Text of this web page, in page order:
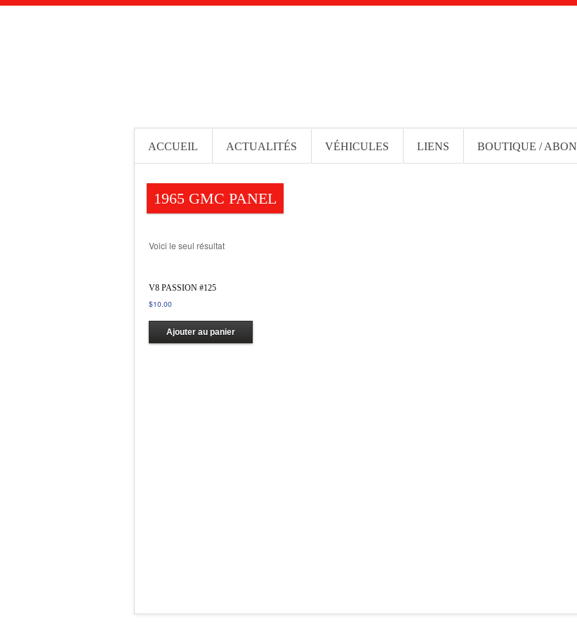
ACCUEIL ACTUALITÉS VÉHICULES LIENS BOUTIQUE /
1965 GMC PANEL
Voici le seul résultat
V8 PASSION #125
$10.00
Ajouter au panier